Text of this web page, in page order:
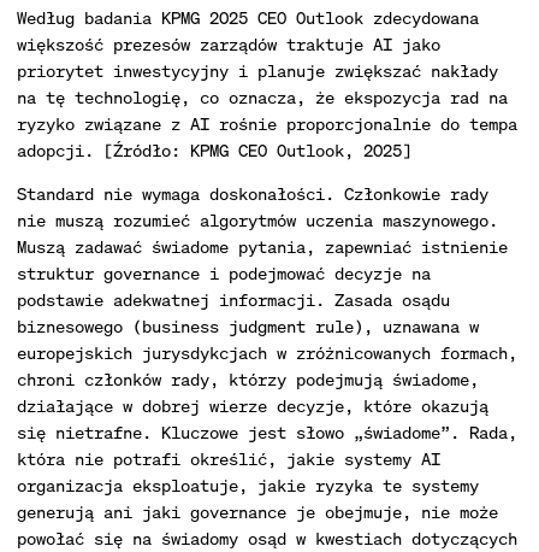
Według badania KPMG 2025 CEO Outlook zdecydowana
większość prezesów zarządów traktuje AI jako
priorytet inwestycyjny i planuje zwiększać nakłady
na tę technologię, co oznacza, że ekspozycja rad na
ryzyko związane z AI rośnie proporcjonalnie do tempa
adopcji. [Źródło: KPMG CEO Outlook, 2025]
Standard nie wymaga doskonałości. Członkowie rady
nie muszą rozumieć algorytmów uczenia maszynowego.
Muszą zadawać świadome pytania, zapewniać istnienie
struktur governance i podejmować decyzje na
podstawie adekwatnej informacji. Zasada osądu
biznesowego (business judgment rule), uznawana w
europejskich jurysdykcjach w zróżnicowanych formach,
chroni członków rady, którzy podejmują świadome,
działające w dobrej wierze decyzje, które okazują
się nietrafne. Kluczowe jest słowo „świadome”. Rada,
która nie potrafi określić, jakie systemy AI
organizacja eksploatuje, jakie ryzyka te systemy
generują ani jaki governance je obejmuje, nie może
powołać się na świadomy osąd w kwestiach dotyczących